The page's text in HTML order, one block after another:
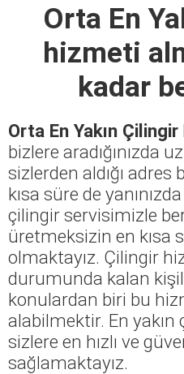
Orta En
hizmeti
kadar
Orta En Yakın Çilingir
bizlere aradığınızda
sizlerden aldığı adres
kısa süre de
çilingir servisimizle
üretmeksizin en kısa
olmaktayız. Çilingir
durumunda kalan
konulardan biri bu
alabilmektir. En
sizlere en hızlı ve
sağlamaktayız.